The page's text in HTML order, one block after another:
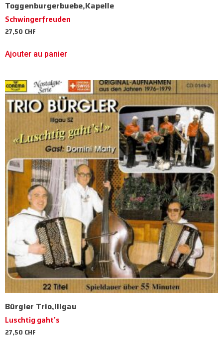
Toggenburgerbuebe,Kapelle
Schwingerfreuden
27,50CHF
Ajouter au panier
Bürgler Trio,Illgau
Luschtig gaht’s
27,50CHF